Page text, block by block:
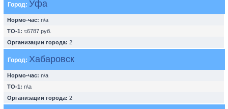
Город: Уфа
Нормо-час: n\a
ТО-1: ≈6787 руб.
Организации города: 2
Город: Хабаровск
Нормо-час: n\a
ТО-1: n\a
Организации города: 2